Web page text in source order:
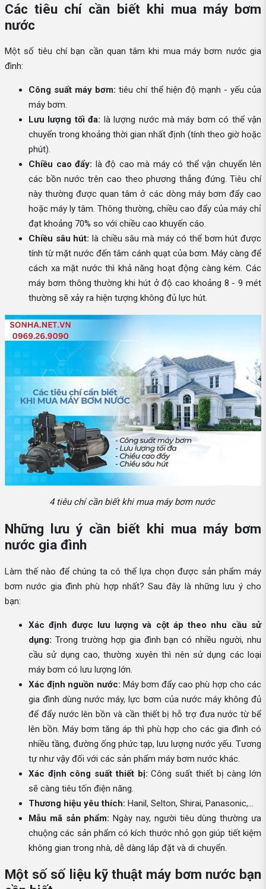
Các tiêu chí cần biết khi mua máy bơm
nước
Một số tiêu chí bạn cần quan tâm khi mua máy bơm nước gia
đình:
Công suất máy bơm: tiêu chí thể hiện độ mạnh - yếu của
máy bơm.
Lưu lượng tối đa: là lượng nước mà máy bơm có thể vận
chuyển trong khoảng thời gian nhất định (tính theo giờ hoặc
phút).
Chiều cao đẩy: là độ cao mà máy có thể vận chuyển lên
các bồn nước trên cao theo phương thẳng đứng. Tiêu chí
này thường được quan tâm ở các dòng máy bơm đẩy cao
hoặc máy ly tâm. Thông thường, chiều cao đẩy của máy chỉ
đạt khoảng 70% so với chiều cao khuyến cáo.
Chiều sâu hút: là chiều sâu mà máy có thể bơm hút được
tính từ mặt nước đến tâm cánh quạt của bơm. Máy càng để
cách xa mặt nước thì khả năng hoạt động càng kém. Các
máy bơm thông thường khi hút ở độ cao khoảng 8 - 9 mét
thường sẽ xảy ra hiện tượng không đủ lực hút.
4 tiêu chí cần biết khi mua máy bơm nước
Những lưu ý cần biết khi mua máy bơm
nước gia đình
Làm thế nào để chúng ta có thể lựa chọn được sản phẩm máy
bơm nước gia đình phù hợp nhất? Sau đây là những lưu ý cho
bạn:
Xác định được lưu lượng và cột áp theo nhu cầu sử
dụng: Trong trường hợp gia đình bạn có nhiều người, nhu
cầu sử dụng cao, thường xuyên thì nên sử dụng các loại
máy bơm có lưu lượng lớn.
Xác định nguồn nước: Máy bơm đẩy cao phù hợp cho các
gia đình dùng nước máy, lực bơm của nước máy không đủ
để đẩy nước lên bồn và cần thiết bị hỗ trợ đưa nước từ bể
lên bồn. Máy bơm tăng áp thì phù hợp cho các gia đình có
nhiều tầng, đường ống phức tạp, lưu lượng nước yếu. Tương
tự như vậy đối với các sản phẩm máy bơm nước khác.
Xác định công suất thiết bị: Công suất thiết bị càng lớn
sẽ càng tiêu tốn điện năng.
Thương hiệu yêu thích: Hanil, Selton, Shirai, Panasonic,...
Mẫu mã sản phẩm: Ngày nay, người tiêu dùng thường ưa
chuộng các sản phẩm có kích thước nhỏ gọn giúp tiết kiệm
không gian trong nhà, dễ dàng lắp đặt và di chuyển.
Một số số liệu kỹ thuật máy bơm nước bạn